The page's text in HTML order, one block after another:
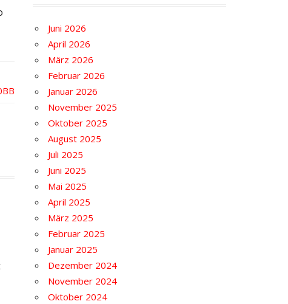
Juni 2026
April 2026
März 2026
Februar 2026
Januar 2026
November 2025
Oktober 2025
August 2025
Juli 2025
Juni 2025
Mai 2025
April 2025
März 2025
Februar 2025
Januar 2025
Dezember 2024
November 2024
Oktober 2024